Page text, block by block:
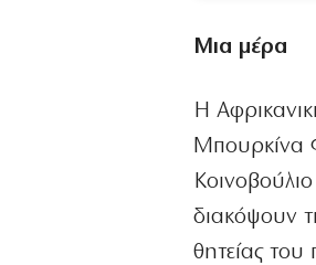
Μια μέρα
Η
Μπουρκίνα
διακόψουν
θητείας